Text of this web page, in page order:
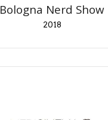
Bologna Nerd Show
2018